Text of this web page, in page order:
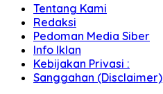
Tentang Kami
Redaksi
Pedoman Media Siber
Info Iklan
Kebijakan Privasi :
Sanggahan (Disclaimer)